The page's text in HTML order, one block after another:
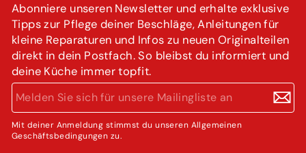
Abonniere unseren Newsletter und erhalte exklusive
Tipps zur Pflege deiner Beschläge, Anleitungen für
kleine Reparaturen und Infos zu neuen Originalteilen
direkt in dein Postfach. So bleibst du informiert und
deine Küche immer topfit.
MELDEN
SIE
SICH
FÜR
UNSERE
ABONNIEREN
Mit deiner Anmeldung stimmst du unseren Allgemeinen
Geschäftsbedingungen zu.